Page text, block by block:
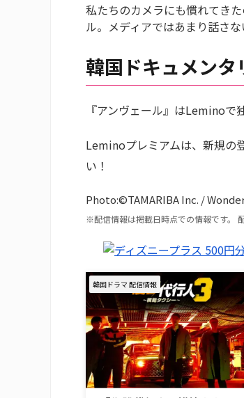
私たちのカメラにも慣れてき
ル。メディアではあまり話さな
韓国ドキュメン
『アンヴェール』はLeminoで
Leminoプレミアムは、新規の
い！
Photo:©TAMARIBA Inc. /
※配信情報は掲載日時点での情報です。
韓国ドラマ 配信情報